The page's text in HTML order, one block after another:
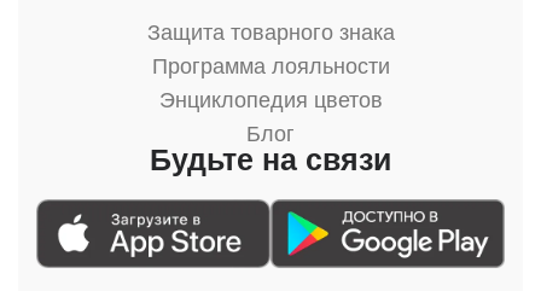
Защита товарного знака
Программа лояльности
Энциклопедия цветов
Блог
Будьте на связи